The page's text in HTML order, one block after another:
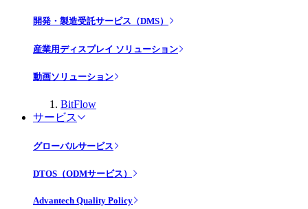
開発・製造受託サービス（DMS）
産業用ディスプレイ ソリューション
動画ソリューション
BitFlow
サービス
グローバルサービス
DTOS（ODMサービス）
Advantech Quality Policy